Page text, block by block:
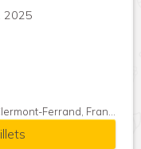
2025
Ferrand, France